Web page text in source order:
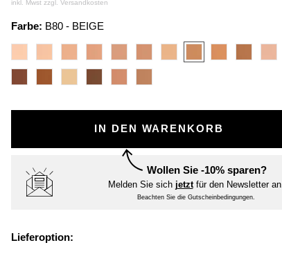
inkl. Mwst zzgl. Versandkosten
Farbe: B80 - BEIGE
IN DEN WARENKORB
Wollen Sie -10% sparen?
Melden Sie sich jetztfür den Newsletter an.
Beachten Sie die Gutscheinbedingungen.
Lieferoption: